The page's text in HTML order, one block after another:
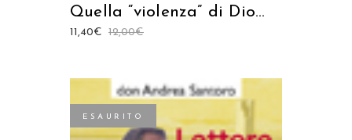
Quella “violenza” di Dio…
12,00€
11,40€
ESAURITO